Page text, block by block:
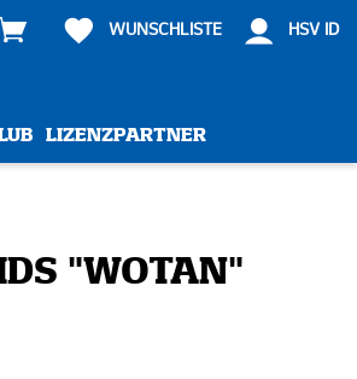
WUNSCHLISTE HSV ID
LIZENZPARTNER
"WOTAN"